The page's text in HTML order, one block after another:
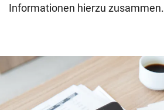
Informationen hierzu zusammen.